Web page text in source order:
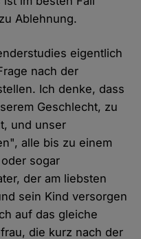
Ablehnung.
eigentlich
nach der
Ich denke, dass
Geschlecht, zu
und unser
alle bis zu einem
sogar
der am liebsten
sein Kind versorgen
auf das gleiche
die kurz nach der